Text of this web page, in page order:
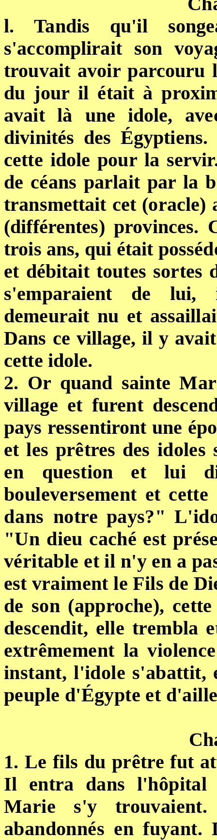
l. Tandis qu'il
s'accomplirait son
trouvait avoir parcouru
du jour il était à
avait là
une idole,
divinités des
cette idole pour la
de céans parlait par la
transmettait cet (oracle)
(différentes)
trois ans, qui était
et débitait toutes sortes
s'emparaient de lui,
demeurait nu et
Dans ce village, il y
cette idole.
2. Or quand sainte
village et furent
pays ressentiront une
etlesprêtres des
en question et lui
bouleversement et
dans notrepays?"
"Un dieu caché est
véritable et il n'y en a
est vraiment le Fils de
de son (approche),
descendit, elle trembla
extrêmement la
instant, l'idole s'abattit,
peuple d'Égypte et
1. Le fils du prêtre fut
Il entra dans l'hôpital
Marie s'y
abandonnés en